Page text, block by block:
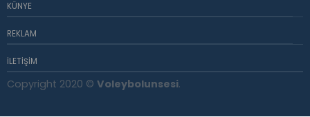
KÜNYE
REKLAM
İLETIŞIM
Copyright 2020 © Voleybolunsesi.